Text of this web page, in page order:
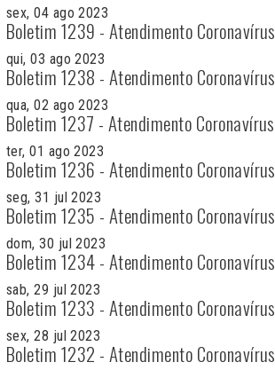
sex, 04 ago 2023
Boletim 1239 - Atendimento Coronavírus
qui, 03 ago 2023
Boletim 1238 - Atendimento Coronavírus
qua, 02 ago 2023
Boletim 1237 - Atendimento Coronavírus
ter, 01 ago 2023
Boletim 1236 - Atendimento Coronavírus
seg, 31 jul 2023
Boletim 1235 - Atendimento Coronavírus
dom, 30 jul 2023
Boletim 1234 - Atendimento Coronavírus
sab, 29 jul 2023
Boletim 1233 - Atendimento Coronavírus
sex, 28 jul 2023
Boletim 1232 - Atendimento Coronavírus